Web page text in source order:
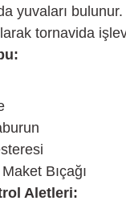
yuvaları
tornavida
Bıçağı
Aletleri: